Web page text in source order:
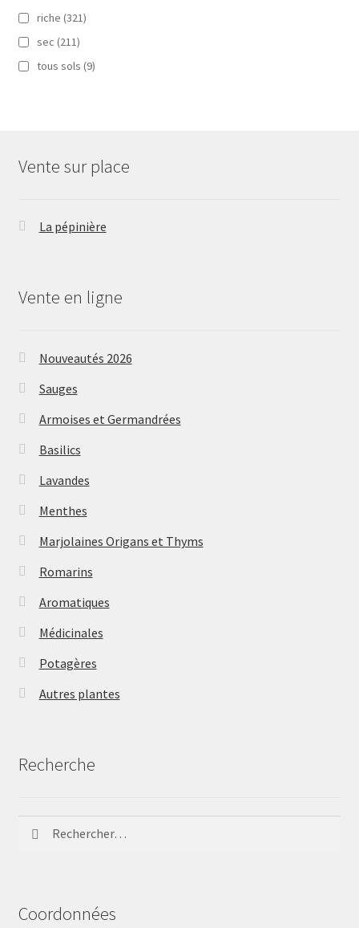
riche (321)
sec (211)
tous sols (9)
Vente sur place
La pépinière
Vente en ligne
Nouveautés 2026
Sauges
Armoises et Germandrées
Basilics
Lavandes
Menthes
Marjolaines Origans et Thyms
Romarins
Aromatiques
Médicinales
Potagères
Autres plantes
Recherche
Coordonnées